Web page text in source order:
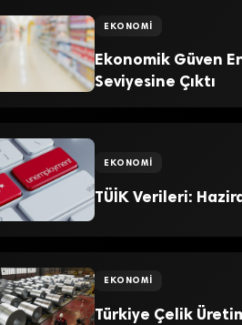
EKONOMI
Ekonomik Güven
Seviyesine Çıktı
EKONOMI
TÜİK Verileri:
EKONOMI
Türkiye Çelik